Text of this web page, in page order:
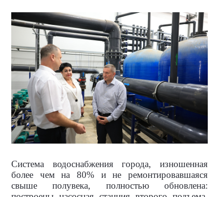
Система водоснабжения города, изношенная
более чем на 80% и не ремонтировавшаяся
свыше полувека, полностью обновлена: